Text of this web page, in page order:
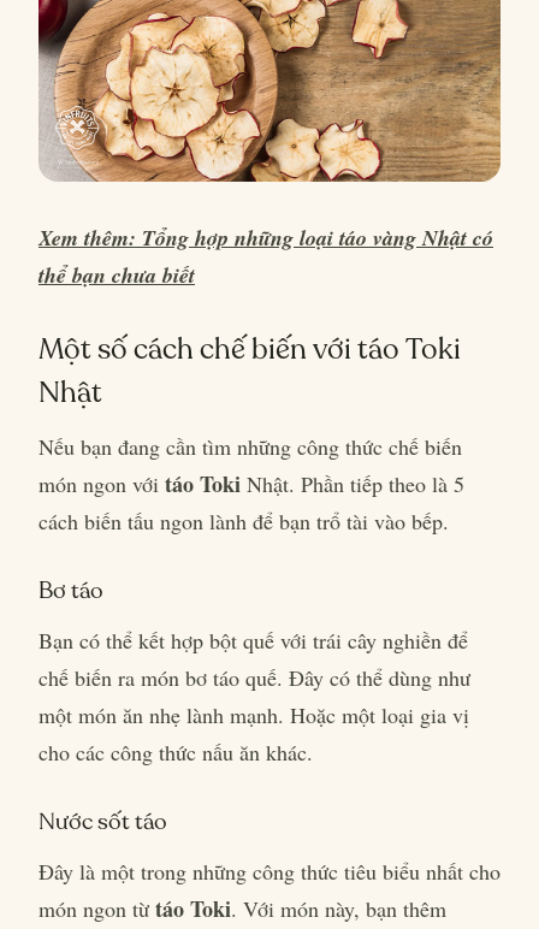
Xem thêm: Tổng hợp những loại táo vàng Nhật có
thể bạn chưa biết
Một số cách chế biến với táo Toki
Nhật
Nếu bạn đang cần tìm những công thức chế biến
món ngon với táo Toki Nhật. Phần tiếp theo là 5
cách biến tấu ngon lành để bạn trổ tài vào bếp.
Bơ táo
Bạn có thể kết hợp bột quế với trái cây nghiền để
chế biến ra món bơ táo quế. Đây có thể dùng như
một món ăn nhẹ lành mạnh. Hoặc một loại gia vị
cho các công thức nấu ăn khác.
Nước sốt táo
Đây là một trong những công thức tiêu biểu nhất cho
món ngon từ táo Toki. Với món này, bạn thêm